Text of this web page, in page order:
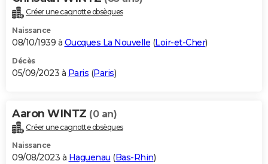
Créer une cagnotte obsèques
Naissance
08/10/1939 à Oucques La Nouvelle (Loir-et-Cher)
Décès
05/09/2023 à Paris (Paris)
Aaron WINTZ (0 an)
Créer une cagnotte obsèques
Naissance
09/08/2023 à Haguenau (Bas-Rhin)